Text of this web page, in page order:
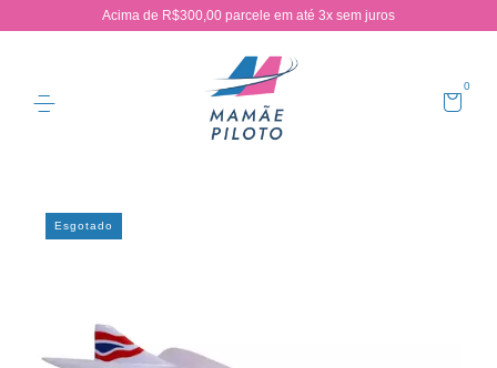
Acima de R$300,00 parcele em até 3x sem juros
0
Esgotado